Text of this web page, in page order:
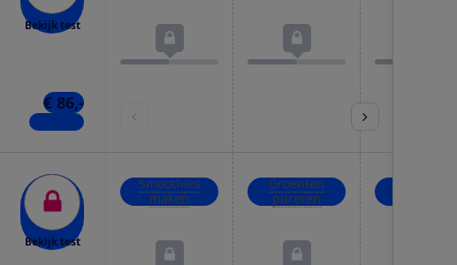
Bekijk test
€ 86,-
5 winkels
Bekijk test
Smoothies
maken
Groenten
pureren